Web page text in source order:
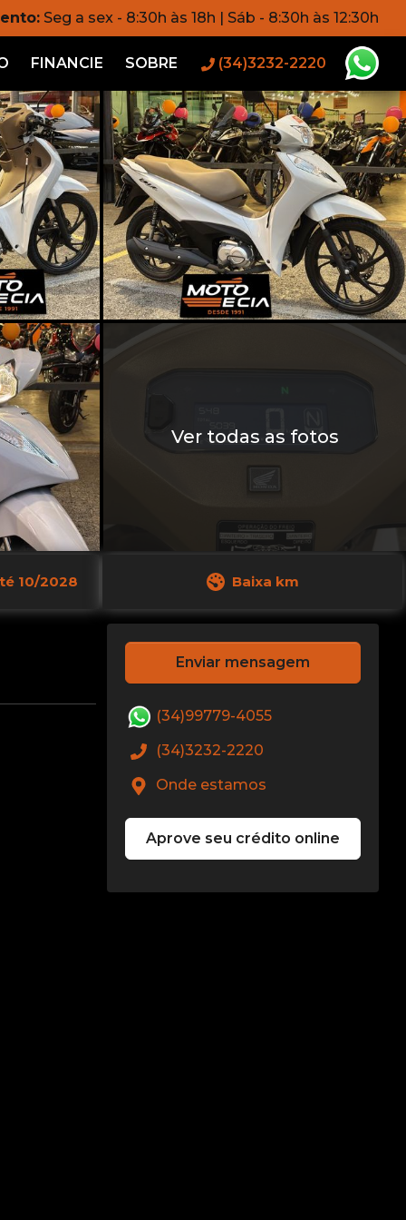
Seg a sex - 8:30h às 18h | Sáb - 8:30h às 12:30h
FINANCIE SOBRE (34)3232-2220
Ver todas as fotos
10/2028 Baixa km
Enviar mensagem
(34)99779-4055
(34)3232-2220
Onde estamos
Aprove seu crédito online